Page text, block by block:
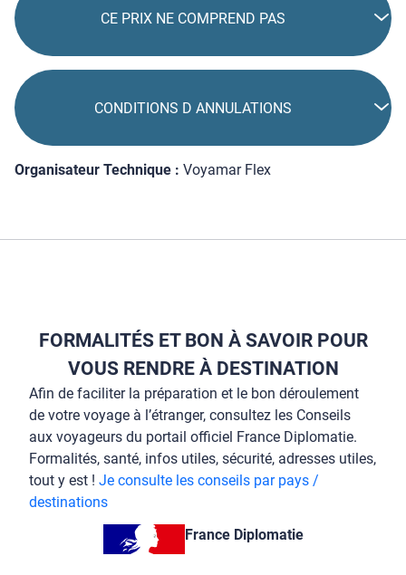
CE PRIX NE COMPREND PAS
CONDITIONS D ANNULATIONS
Organisateur Technique : Voyamar Flex
FORMALITÉS ET BON À SAVOIR POUR
VOUS RENDRE À DESTINATION
Afin de faciliter la préparation et le bon déroulement
de votre voyage à l’étranger, consultez les Conseils
aux voyageurs du portail officiel France Diplomatie.
Formalités, santé, infos utiles, sécurité, adresses utiles,
tout y est ! Je consulte les conseils par pays /
destinations
France Diplomatie